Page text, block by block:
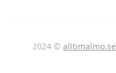
2024 © alltimalmo.se